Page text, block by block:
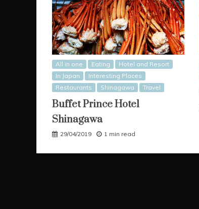
All in one Eating
Hotel and Resort
In Japan
Interesting Places
Restaurants
Shinagawa Travel
Buffet Prince Hotel
Shinagawa
29/04/2019 1 min read